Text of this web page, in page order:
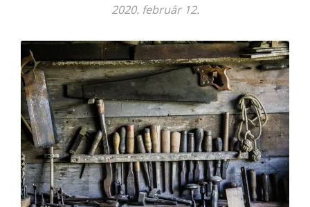
2020. február 12.